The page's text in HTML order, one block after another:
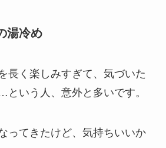
湯冷め
長く楽しみすぎて、気づいた
という人、意外と多いです。
ってきたけど、気持ちいいか